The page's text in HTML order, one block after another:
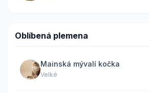
Oblíbená plemena
Mainská mývalí kočka
Velké